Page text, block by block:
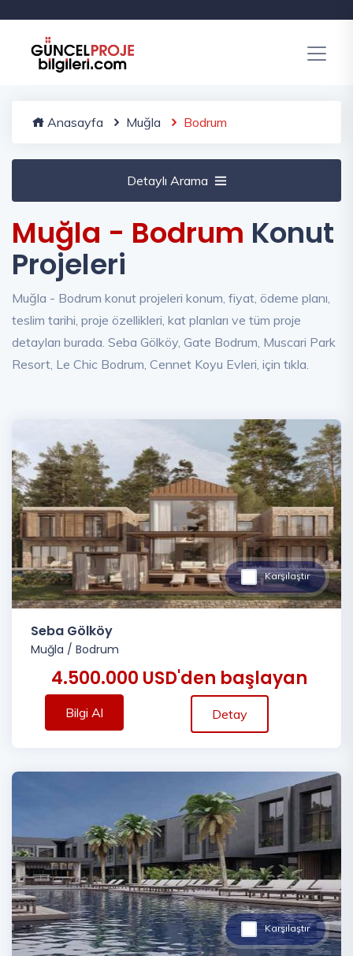
Anasayfa Muğla Bodrum
Detaylı Arama
Muğla - Bodrum Konut
Projeleri
Muğla - Bodrum konut projeleri konum, fiyat, ödeme planı,
teslim tarihi, proje özellikleri, kat planları ve tüm proje
detayları burada. Seba Gölköy, Gate Bodrum, Muscari Park
Resort, Le Chic Bodrum, Cennet Koyu Evleri, için tıkla.
Karşılaştır
Seba Gölköy
Muğla / Bodrum
4.500.000 USD'den başlayan
Bilgi Al Detay
Karşılaştır